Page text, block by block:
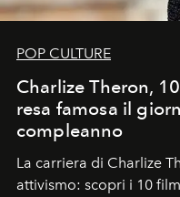
POP CULTURE
Charlize Theron,
resa famosa il
compleanno
La carriera di Charlize
attivismo: scopri i 10